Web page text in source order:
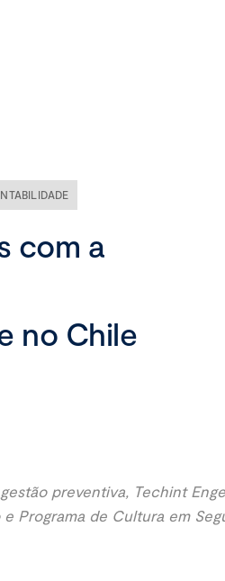
com a
no Chile
preventiva, Techint
Programa de Cultura em